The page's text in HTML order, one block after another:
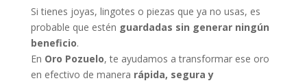
Si tienes joyas, lingotes o piezas que ya no usas, es
probable que estén guardadas sin generar ningún
beneficio.
En Oro Pozuelo, te ayudamos a transformar ese oro
en efectivo de manera rápida, segura y